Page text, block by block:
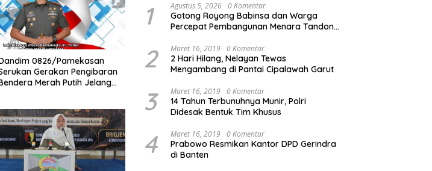
0826/Pamekasan
Gerakan Pengibaran
Merah Putih Jelang
1 Agustus 5, 2026 0 Komentar
Gotong Royong Babinsa dan Warga
Percepat Pembangunan Menara Tandon
2 Maret 16, 2019 0 Komentar
2 Hari Hilang, Nelayan Tewas
Mengambang di Pantai Cipalawah Garut
3 Maret 16, 2019 0 Komentar
14 Tahun Terbunuhnya Munir, Polri
Didesak Bentuk Tim Khusus
4 Maret 16, 2019 0 Komentar
Prabowo Resmikan Kantor DPD Gerindra
di Banten